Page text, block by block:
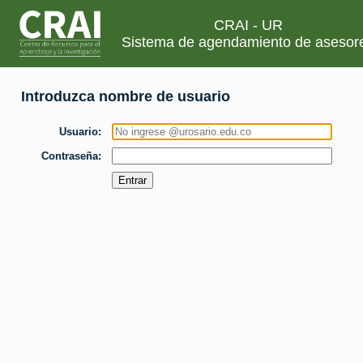
CRAI - UR
Sistema de agendamiento de
Introduzca nombre de usuario
Usuario
Contraseña